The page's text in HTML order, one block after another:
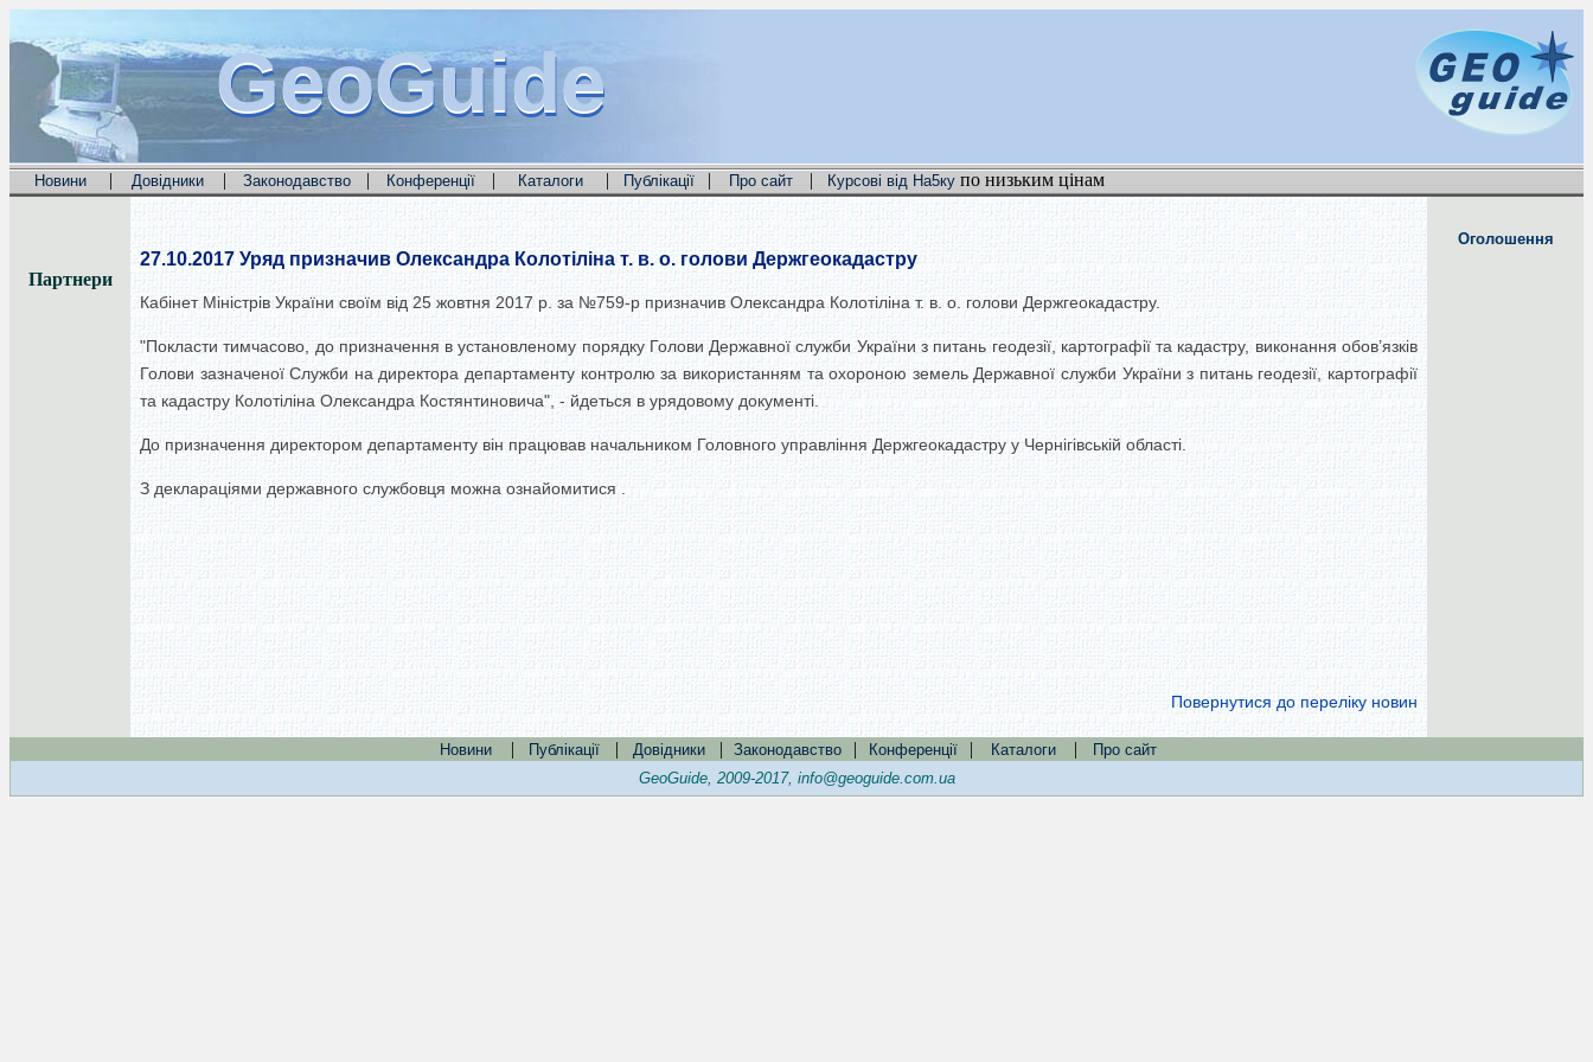
GeoGuide
GeoGuide
GeoGuide
Новини | Довідники | Законодавство | Конференції | Каталоги | Публікації | Про сайт | Курсові від На5ку по низьким цінам
Партнери
27.10.2017 Уряд призначив Олександра Колотіліна т. в. о. голови Держгеокадастру
Кабінет Міністрів України своїм від 25 жовтня 2017 р. за №759-р призначив Олександра Колотіліна т. в. о. голови Держгеокадастру.
"Покласти тимчасово, до призначення в установленому порядку Голови Державної служби України з питань геодезії, картографії та кадастру, виконання обов’язків
Голови зазначеної Служби на директора департаменту контролю за використанням та охороною земель Державної служби України з питань геодезії, картографії
та кадастру Колотіліна Олександра Костянтиновича", - йдеться в урядовому документі.
До призначення директором департаменту він працював начальником Головного управління Держгеокадастру у Чернігівській області.
З деклараціями державного службовця можна ознайомитися .
Повернутися до переліку новин
Оголошення
Новини | Публікації | Довідники | Законодавство | Конференції | Каталоги |
Про сайт
GeoGuide, 2009-2017, info@geoguide.com.ua